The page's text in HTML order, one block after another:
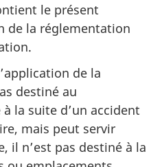
le présent
de la réglementation
de la
destiné au
la suite d’un accident
mais peut servir
il n’est pas destiné à la